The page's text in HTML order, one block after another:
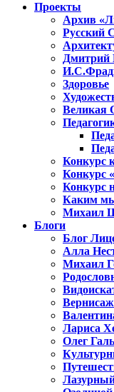
Проекты
Архив
Русский
Дмитрий
Здоровье
Великая
Конкурс
Конкурс
Конкурс
Каким
Михаил
Блоги
Блог
Алла
Михаил
Лариса
Олег
Лазурный